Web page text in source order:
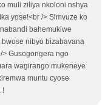
muli ziliya nkoloni nshya
yose!<br /> Simvuze ko
bahemukiwe
nibyo bizabavana
> Gusogongera ngo
wagirango mukeneye
muntu cyose
!